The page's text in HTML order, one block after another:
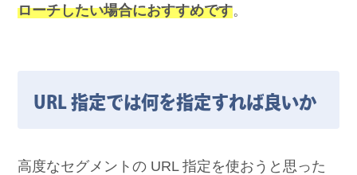
ローチしたい場合におすすめです。
URL 指定では何を指定すれば良いか
高度なセグメントの URL 指定を使おうと思った